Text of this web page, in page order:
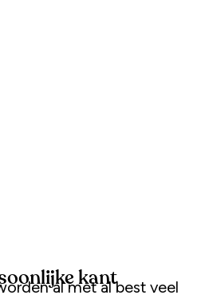
kant
al met al best veel